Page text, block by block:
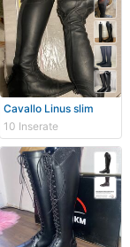
Cavallo Linus slim
10 Inserate